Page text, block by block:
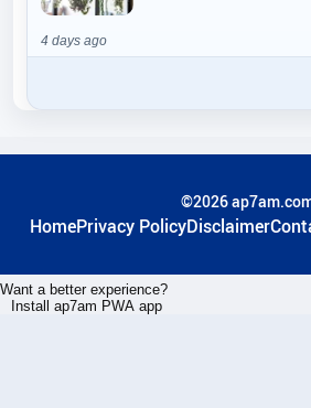
4 days ago
©2026
HomePrivacy PolicyDisclaimer
Want a better experience?
Install ap7am PWA app